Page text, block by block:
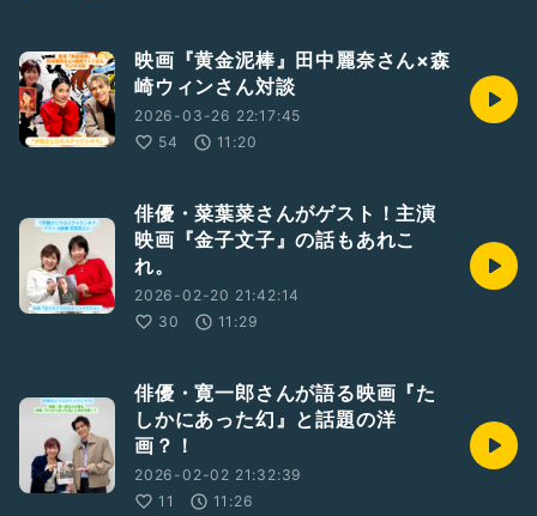
映画『黄金泥棒』田中麗奈さん×森
崎ウィンさん対談
2026-03-26 22:17:45
54
11:20
俳優・菜葉菜さんがゲスト！主演
映画『金子文子』の話もあれこ
れ。
2026-02-20 21:42:14
30
11:29
俳優・寛一郎さんが語る映画『た
しかにあった幻』と話題の洋
画？！
2026-02-02 21:32:39
11
11:26